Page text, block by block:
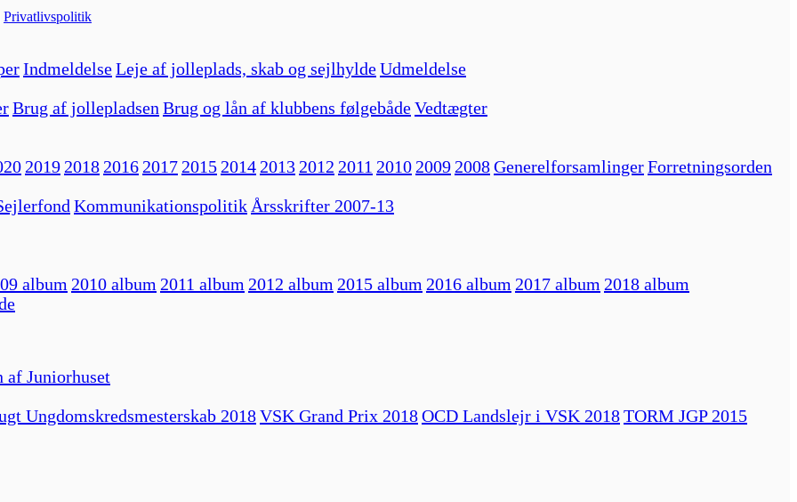
Privatlivspolitik
IndmeldelseLeje af jolleplads, skab og sejlhyldeUdmeldelse
Brug af jollepladsen Brug og lån af klubbens følgebådeVedtægter
2019 2018 2016 2017 2015 2014 2013 2012 2011 2010 2009 2008GenerelforsamlingerForretningsorden
Kommunikationspolitik Årsskrifter 2007-13
album 2010 album 2011 album 2012 album 2015 album 2016 album 2017 album 2018 album
af Juniorhuset
Ungdomskredsmesterskab 2018VSK Grand Prix 2018OCD Landslejr i VSK 2018TORM JGP 2015